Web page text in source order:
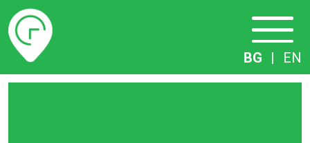
Разписание
BG | EN